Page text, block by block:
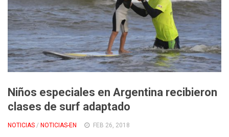
Turismo
República Dominicana
Venezuela
Cambio Climático
Contacto
Niños especiales en Argentina recibieron
clases de surf adaptado
NOTICIAS / NOTICIAS-EN FEB 26, 2018